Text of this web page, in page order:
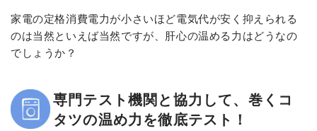
家電の定格消費電力が小さいほど電気代が安く抑えられる
のは当然といえば当然ですが、肝心の温める力はどうなの
でしょうか？
専門テスト機関と協力して、巻くコ
タツの温め力を徹底テスト！